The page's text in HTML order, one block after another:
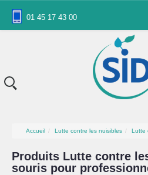
01 45 17 43 00
Accueil Lutte contre les nuisibles Lutte
Produits Lutte contre
souris pour